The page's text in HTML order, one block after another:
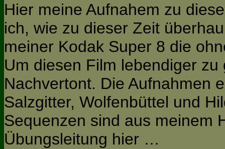
Hier meine Aufnahem zu
ich, wie zu dieser Zeit
meiner Kodak Super 8 die
Um diesen Film lebendiger
Nachvertont. Die Aufnahmen
Salzgitter, Wolfenbüttel und
Sequenzen sind aus meinem
Übungsleitung hier …